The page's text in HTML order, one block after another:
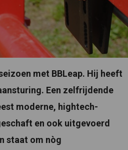
met BBLeap. Hij heeft
Een zelfrijdende
moderne, hightech-
en ook uitgevoerd
staat om nòg